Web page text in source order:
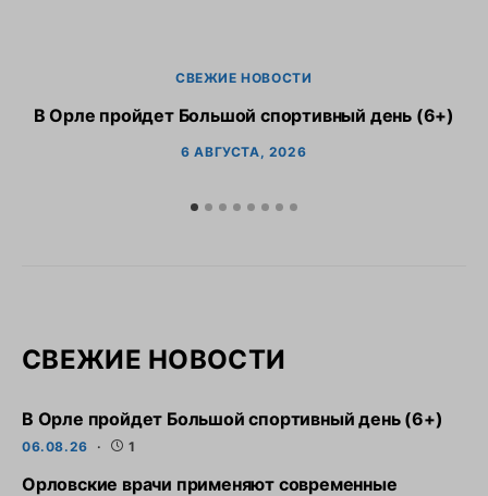
СВЕЖИЕ НОВОСТИ
В Орле пройдет Большой спортивный день (6+)
6 АВГУСТА, 2026
СВЕЖИЕ НОВОСТИ
В Орле пройдет Большой спортивный день (6+)
06.08.26 1
Орловские врачи применяют современные